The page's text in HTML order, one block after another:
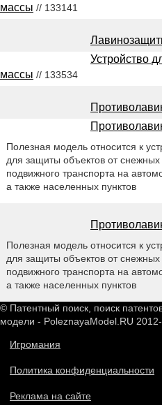
массы // 133141
Устройство
массы // 133534
Полезная модель относится к
для защиты объектов от
подвижного транспорта на
а также населенных пунктов
Полезная модель относится к
для защиты объектов от
подвижного транспорта на
а также населенных пунктов
© Патентный поиск, поиск
модели - PoleznayaModel.RU
Игромания
Политика конфиденциальности
Реклама на сайте